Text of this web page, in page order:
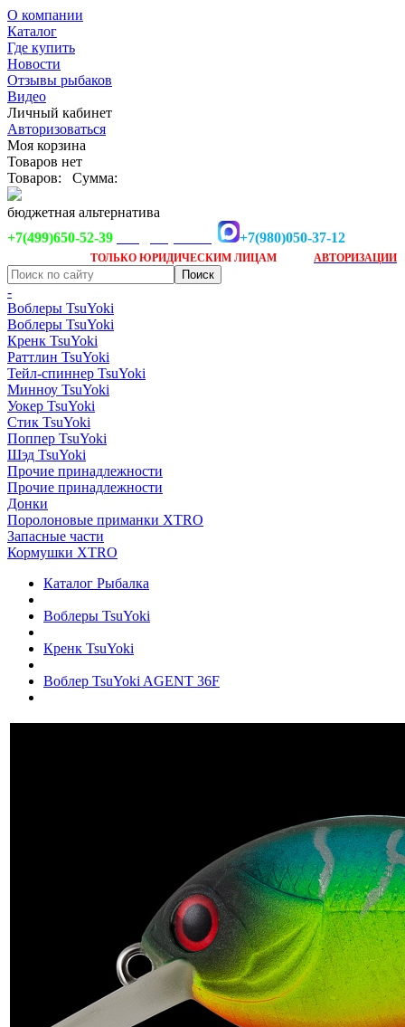
О компании
Каталог
Где купить
Новости
Отзывы рыбаков
Видео
Личный кабинет
Авторизоваться
Моя корзина
Товаров нет
Товаров:
Сумма:
бюджетная альтернатива
+7(499)650-52-39
+7(980)050-37-12
ТОЛЬКО ЮРИДИЧЕСКИМ ЛИЦАМ АВТОРИЗАЦИИ
-
Воблеры TsuYoki
Воблеры TsuYoki
Кренк TsuYoki
Раттлин TsuYoki
Тейл-спиннер TsuYoki
Минноу TsuYoki
Уокер TsuYoki
Стик TsuYoki
Поппер TsuYoki
Шэд TsuYoki
Прочие принадлежности
Прочие принадлежности
Донки
Поролоновые приманки XTRO
Запасные части
Кормушки XTRO
Каталог Рыбалка
Воблеры TsuYoki
Кренк TsuYoki
Воблер TsuYoki AGENT 36F